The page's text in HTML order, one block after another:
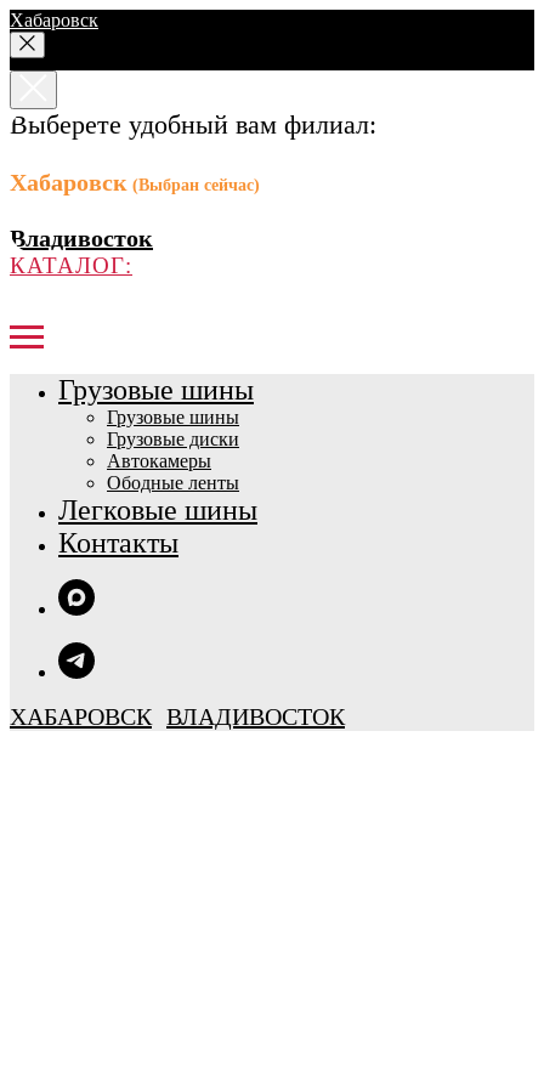
Хабаровск
Выберете удобный вам филиал:
Хабаровск (Выбран сейчас)
Владивосток
КАТАЛОГ:
Грузовые шины
Грузовые шины
Грузовые диски
Автокамеры
Ободные ленты
Легковые шины
Контакты
ХАБАРОВСК ВЛАДИВОСТОК